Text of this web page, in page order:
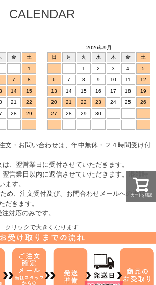
カートを確認
CALENDAR
金
土
1
7
8
14
15
21
22
28
29
2026年9月
日
月 火 水 木 金
土
1
2 3 4
5
6
7 8 9 10 11
12
13
14 15 16 17 18
19
20
21 22 23 24 25
26
27
28 29 30
文・お問い合わせは、年中無休・２４時間受け付
、翌営業日に受付させていただきます。
営業日以内に返信させていただきます。混雑時
ます。
め、注文受付及び、お問合わせメールへの返信
だきます。
注対応のみです。
クリックで大きくなります